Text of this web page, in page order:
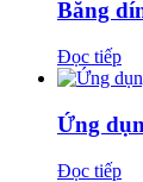
Băng
Đọc tiếp
Ứng
Đọc tiếp